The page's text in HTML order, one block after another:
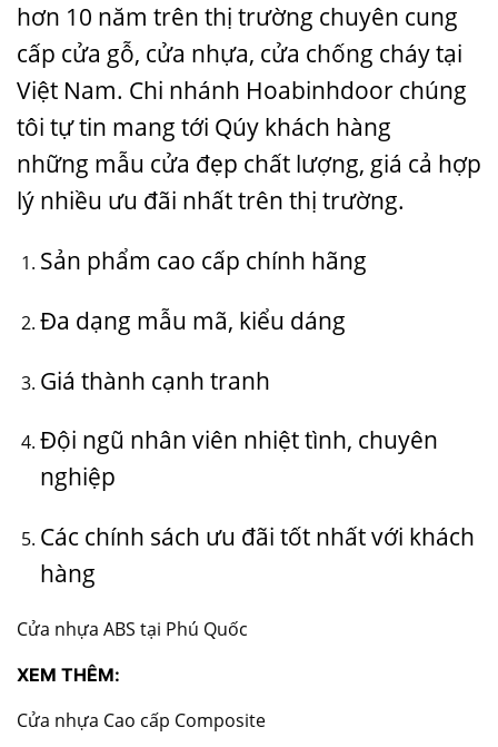
hơn 10 năm trên thị trường chuyên cung
cấp cửa gỗ, cửa nhựa, cửa chống cháytại
Việt Nam. Chi nhánh Hoabinhdoor chúng
tôi tự tin mang tới Qúy khách hàng
những mẫu cửa đẹp chất lượng, giá cả hợp
lý nhiều ưu đãi nhất trên thị trường.
Sản phẩm cao cấp chính hãng
Đa dạng mẫu mã, kiểu dáng
Giá thành cạnh tranh
Đội ngũ nhân viên nhiệt tình, chuyên
nghiệp
Các chính sách ưu đãi tốt nhất với khách
hàng
Cửa nhựa ABS tại Phú Quốc
XEM THÊM:
Cửa nhựa Cao cấp Composite